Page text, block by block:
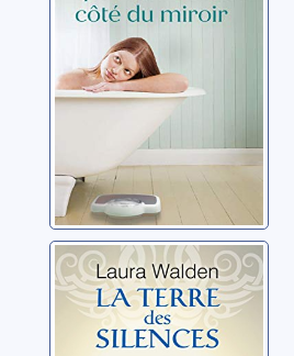
Grangeard, Catherine
La terre des
silences
Walden, Laura